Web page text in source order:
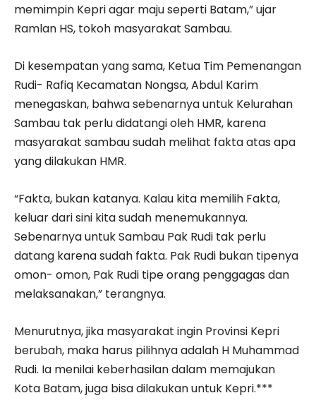
memimpin Kepri agar maju seperti Batam,” ujar
Ramlan HS, tokoh masyarakat Sambau.
Di kesempatan yang sama, Ketua Tim Pemenangan
Rudi- Rafiq Kecamatan Nongsa, Abdul Karim
menegaskan, bahwa sebenarnya untuk Kelurahan
Sambau tak perlu didatangi oleh HMR, karena
masyarakat sambau sudah melihat fakta atas apa
yang dilakukan HMR.
“Fakta, bukan katanya. Kalau kita memilih Fakta,
keluar dari sini kita sudah menemukannya.
Sebenarnya untuk Sambau Pak Rudi tak perlu
datang karena sudah fakta. Pak Rudi bukan tipenya
omon- omon, Pak Rudi tipe orang penggagas dan
melaksanakan,” terangnya.
Menurutnya, jika masyarakat ingin Provinsi Kepri
berubah, maka harus pilihnya adalah H Muhammad
Rudi. Ia menilai keberhasilan dalam memajukan
Kota Batam, juga bisa dilakukan untuk Kepri.***